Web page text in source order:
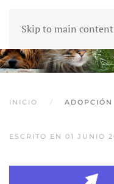
Skip to main content
INICIO ADOPCIÓN
ESCRITO EN 01 JUNIO